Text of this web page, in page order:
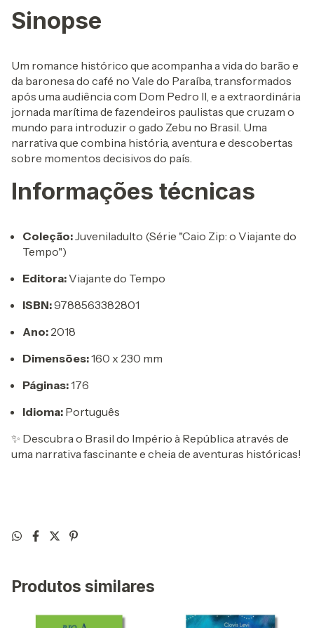
Sinopse
Um romance histórico que acompanha a vida do barão e
da baronesa do café no Vale do Paraíba, transformados
após uma audiência com Dom Pedro II, e a extraordinária
jornada marítima de fazendeiros paulistas que cruzam o
mundo para introduzir o gado Zebu no Brasil. Uma
narrativa que combina história, aventura e descobertas
sobre momentos decisivos do país.
Informações técnicas
Coleção:Juveniladulto (Série "Caio Zip: o Viajante do
Tempo")
Editora:Viajante do Tempo
ISBN:9788563382801
Ano: 2018
Dimensões:160 x 230 mm
Páginas:176
Idioma: Português
✨ Descubra o Brasil do Império à República através de
uma narrativa fascinante e cheia de aventuras históricas!
Produtos similares